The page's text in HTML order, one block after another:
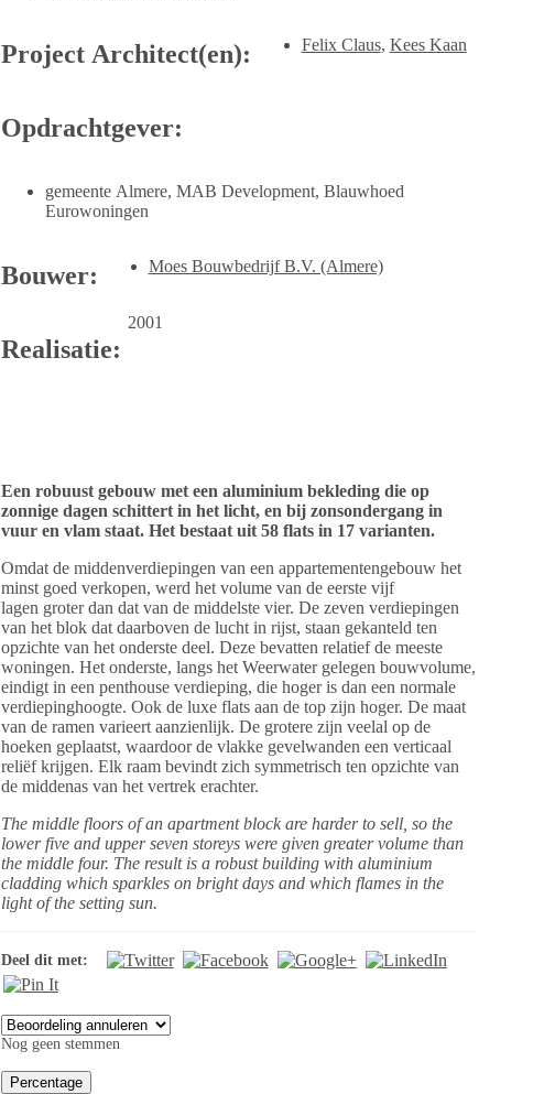
Project Architect(en): Felix Claus, Kees Kaan
Opdrachtgever:
gemeente Almere, MAB Development, Blauwhoed
Eurowoningen
Bouwer: Moes Bouwbedrijf B.V. (Almere)
Realisatie:
2001
Een robuust gebouw met een aluminium bekleding die op
zonnige dagen schittert in het licht, en bij zonsondergang in
vuur en vlam staat. Het bestaat uit 58 flats in 17 varianten.
Omdat de middenverdiepingen van een appartementengebouw het
minst goed verkopen, werd het volume van de eerste vijf
lagen groter dan dat van de middelste vier. De zeven verdiepingen
van het blok dat daarboven de lucht in rijst, staan gekanteld ten
opzichte van het onderste deel. Deze bevatten relatief de meeste
woningen. Het onderste, langs het Weerwater gelegen bouwvolume,
eindigt in een penthouse verdieping, die hoger is dan een normale
verdiepinghoogte. Ook de luxe flats aan de top zijn hoger. De maat
van de ramen varieert aanzienlijk. De grotere zijn veelal op de
hoeken geplaatst, waardoor de vlakke gevelwanden een verticaal
reliëf krijgen. Elk raam bevindt zich symmetrisch ten opzichte van
de middenas van het vertrek erachter.
The middle floors of an apartment block are harder to sell, so the
lower five and upper seven storeys were given greater volume than
the middle four. The result is a robust building with aluminium
cladding which sparkles on bright days and which flames in the
light of the setting sun.
Deel dit met:
Nog geen stemmen